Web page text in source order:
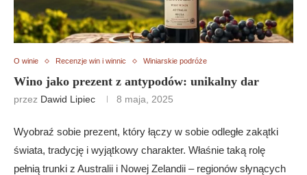
O winie Recenzje win i winnic Winiarskie podróże
Wino jako prezent z antypodów: unikalny dar
przez Dawid Lipiec 8 maja, 2025
Wyobraź sobie prezent, który łączy w sobie odległe zakątki
świata, tradycję i wyjątkowy charakter. Właśnie taką rolę
pełnią trunki z Australii i Nowej Zelandii – regionów słynących